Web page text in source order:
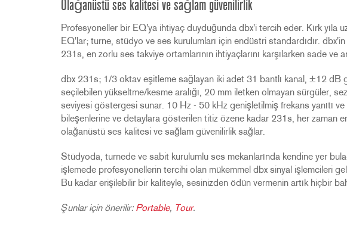
Olağanüstü ses kalitesi ve sağlam güvenilirlik
Profesyoneller bir EQ'ya ihtiyaç duyduğunda dbx'i tercih eder. Kırk yıla
EQ'lar; turne, stüdyo ve ses kurulumları için endüstri standardıdır.
231s, en zorlu ses takviye ortamlarının ihtiyaçlarını karşılarken sade ve
dbx 231s; 1/3 oktav eşitleme sağlayan iki adet 31 bantlı kanal, ±12 dB
seçilebilen yükseltme/kesme aralığı, 20 mm iletken olmayan sürgüler,
seviyesi göstergesi sunar. 10 Hz - 50 kHz genişletilmiş frekans yanıtı
bileşenlerine ve detaylara gösterilen titiz özene kadar 231s, her zaman
olağanüstü ses kalitesi ve sağlam güvenilirlik sağlar.
Stüdyoda, turnede ve sabit kurulumlu ses mekanlarında kendine yer
işlemede profesyonellerin tercihi olan mükemmel dbx sinyal işlemcileri
Bu kadar erişilebilir bir kaliteyle, sesinizden ödün vermenin artık hiçbir
Şunlar için önerilir: Portable, Tour.